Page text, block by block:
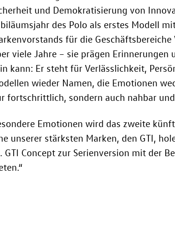
und Demokratisierung von
des Polo als erstes Modell
für die
viele Jahre – sie prägen
kann: Er steht für Verlässlichkeit,
wieder Namen, die Emotionen
fortschrittlich, sondern auch nahbar
Emotionen wird das zweite
unserer stärksten Marken, den GTI,
GTI Concept zur Serienversion mit der